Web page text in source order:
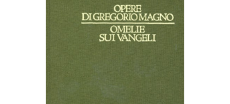
AGGIUNGI AL CARRELLO